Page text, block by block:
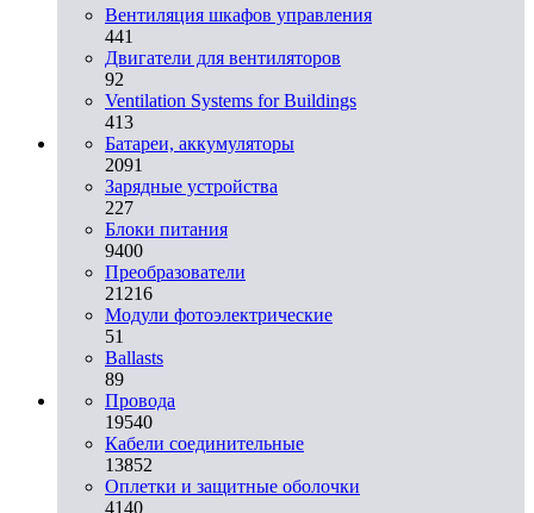
Вентиляция шкафов управления
441
Двигатели для вентиляторов
92
Ventilation Systems for Buildings
413
Батареи, аккумуляторы
2091
Зарядные устройства
227
Блоки питания
9400
Преобразователи
21216
Модули фотоэлектрические
51
Ballasts
89
Провода
19540
Кабели соединительные
13852
Оплетки и защитные оболочки
4140